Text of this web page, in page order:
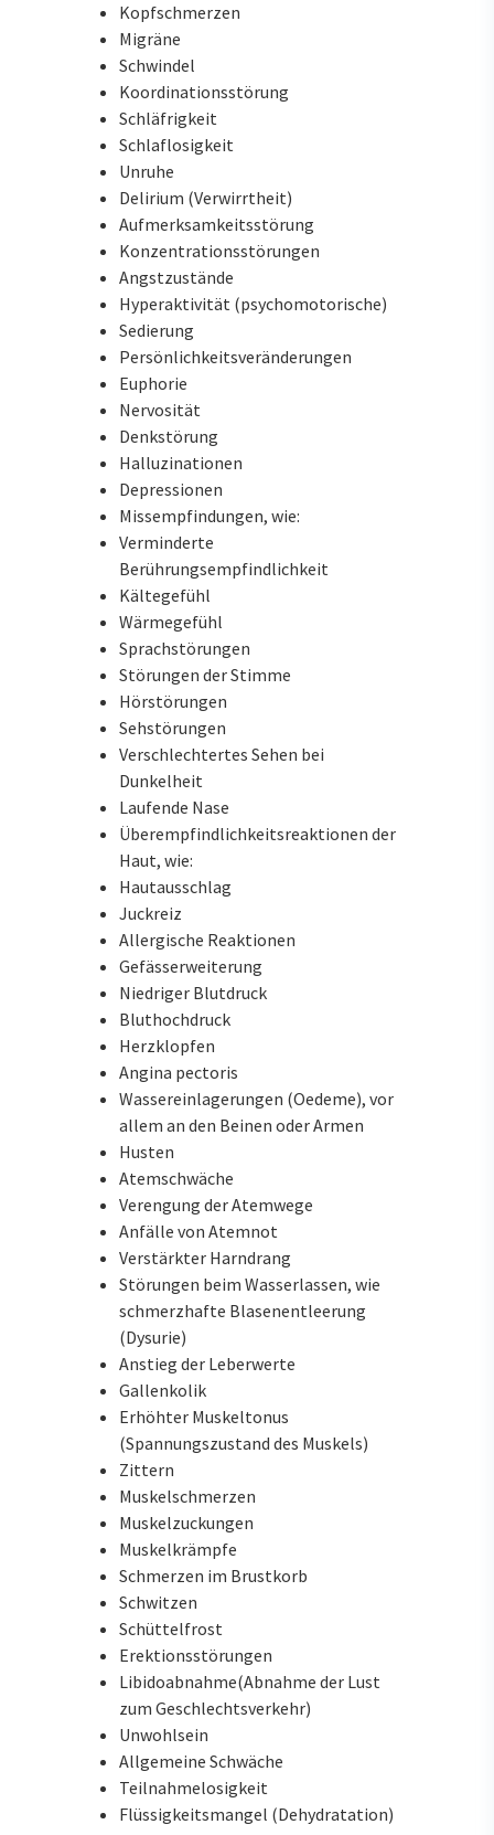
Kopfschmerzen
Migräne
Schwindel
Koordinationsstörung
Schläfrigkeit
Schlaflosigkeit
Unruhe
Delirium (Verwirrtheit)
Aufmerksamkeitsstörung
Konzentrationsstörungen
Angstzustände
Hyperaktivität (psychomotorische)
Sedierung
Persönlichkeitsveränderungen
Euphorie
Nervosität
Denkstörung
Halluzinationen
Depressionen
Missempfindungen, wie:
Verminderte
Berührungsempfindlichkeit
Kältegefühl
Wärmegefühl
Sprachstörungen
Störungen der Stimme
Hörstörungen
Sehstörungen
Verschlechtertes Sehen bei
Dunkelheit
Laufende Nase
Überempfindlichkeitsreaktionen der
Haut, wie:
Hautausschlag
Juckreiz
Allergische Reaktionen
Gefässerweiterung
Niedriger Blutdruck
Bluthochdruck
Herzklopfen
Angina pectoris
Wassereinlagerungen (Oedeme), vor
allem an den Beinen oder Armen
Husten
Atemschwäche
Verengung der Atemwege
Anfälle von Atemnot
Verstärkter Harndrang
Störungen beim Wasserlassen, wie
schmerzhafte Blasenentleerung
(Dysurie)
Anstieg der Leberwerte
Gallenkolik
Erhöhter Muskeltonus
(Spannungszustand des Muskels)
Zittern
Muskelschmerzen
Muskelzuckungen
Muskelkrämpfe
Schmerzen im Brustkorb
Schwitzen
Schüttelfrost
Erektionsstörungen
Libidoabnahme(Abnahme der Lust
zum Geschlechtsverkehr)
Unwohlsein
Allgemeine Schwäche
Teilnahmelosigkeit
Flüssigkeitsmangel (Dehydratation)